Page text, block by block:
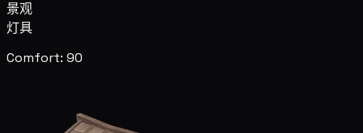
景观
灯具
Comfort: 90